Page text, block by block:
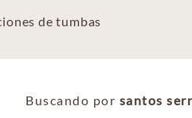
de tumbas
Buscando por santos